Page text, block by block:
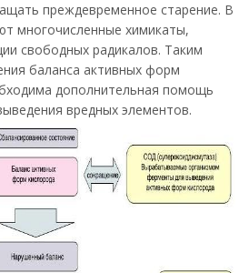
преждевременное старение. В
многочисленные химикаты,
свободных радикалов. Таким
баланса активных форм
дополнительная помощь
вредных элементов.